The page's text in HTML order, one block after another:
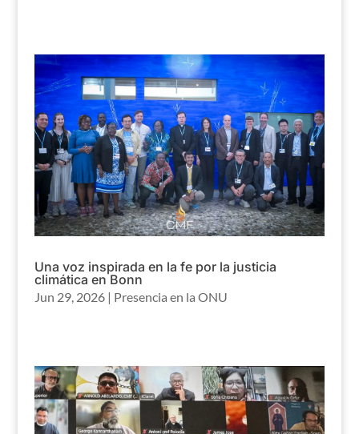
Una voz inspirada en la fe por la justicia
climática en Bonn
Jun 29, 2026| Presencia en la ONU